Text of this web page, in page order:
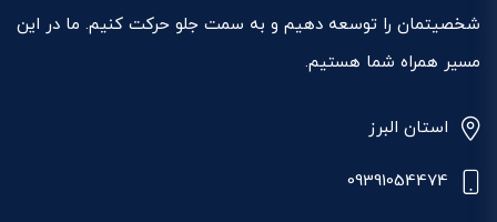
شخصیتمان را توسعه دهیم و به سمت جلو حرکت کنیم. ما در این
مسیر همراه شما هستیم.
استان البرز
09391054474